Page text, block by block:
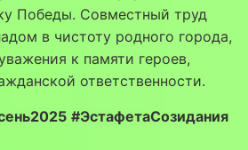
Победы. Совместный труд
в чистоту родного города,
к памяти героев,
ответственности.
#ЭстафетаСозидания